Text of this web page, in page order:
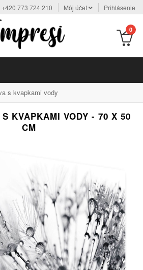
+420 773 724 210 Môj účet Prihlásenie
0
s kvapkami vody
KVAPKAMI VODY - 70 X 50
CM